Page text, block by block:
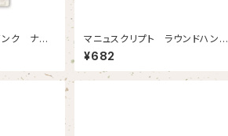
ンク ナチ
マニュスクリプト ラウンドハンド
4 0.95mm 2本
¥682